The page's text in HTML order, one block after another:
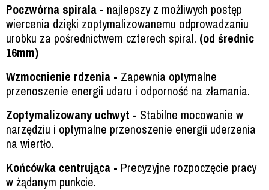
Poczwórna spirala - najlepszy z możliwych postęp
wiercenia dzięki zoptymalizowanemu odprowadzaniu
urobku za pośrednictwem czterech spiral. (od średnic
16mm)
Wzmocnienie rdzenia - Zapewnia optymalne
przenoszenie energii udaru i odporność na złamania.
Zoptymalizowany uchwyt - Stabilne mocowanie w
narzędziu i optymalne przenoszenie energii uderzenia
na wiertło.
Końcówka centrująca - Precyzyjne rozpoczęcie pracy
w żądanym punkcie.